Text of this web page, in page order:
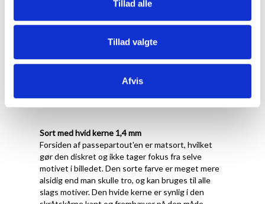
Tillad alle
Tillad valgte
Afvis
hvilket gør den til en god allround passepartout.
Den er dog især velegnet til s/h billeder, hvor dens
s/h motiver uden at påvirke opfattelsen af dem i
markante farver, hvor samspillet mellem motiv og
passepartout giver et ekstra godt blikfang.
Sort med hvid kerne 1,4 mm
Forsiden af passepartout'en er matsort, hvilket
gør den diskret og ikke tager fokus fra selve
motivet i billedet. Den sorte farve er meget mere
alsidig end man skulle tro, og kan bruges til alle
slags motiver. Den hvide kerne er synlig i den